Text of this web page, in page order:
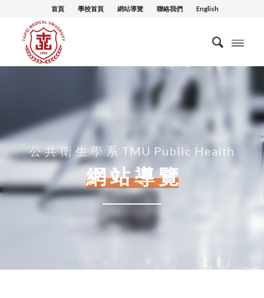
首頁 學校首頁 網站導覽 聯絡我們 English
公 共 衛 生 學 系 TMU Public Health
網 站 導 覽